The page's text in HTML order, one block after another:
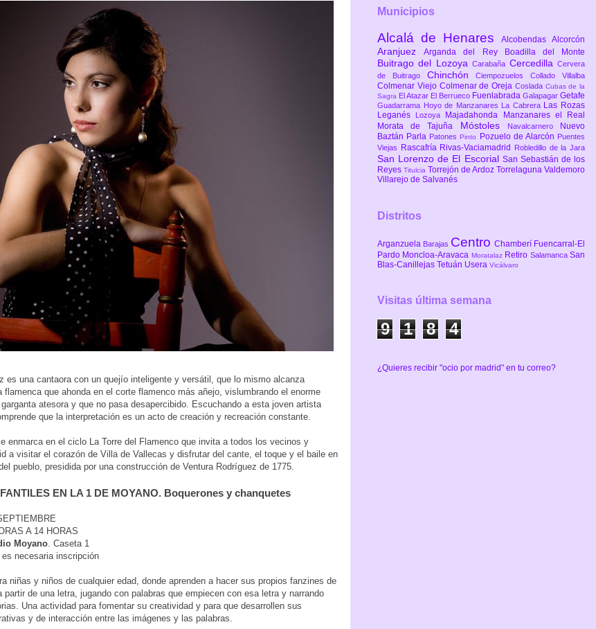
es una cantaora con un quejío inteligente y versátil, que lo mismo alcanza
flamenca que ahonda en el corte flamenco más añejo, vislumbrando el enorme
atesora y que no pasa desapercibido. Escuchando a esta joven artista
que la interpretación es un acto de creación y recreación constante.
enmarca en el ciclo La Torre del Flamenco que invita a todos los vecinos y
a visitar el corazón de Villa de Vallecas y disfrutar del cante, el toque y el baile en
pueblo, presidida por una construcción de Ventura Rodríguez de 1775.
EN LA 1 DE MOYANO. Boquerones y chanquetes
A 14 HORAS
Moyano . Caseta 1
necesaria inscripción
niñas y niños de cualquier edad, donde aprenden a hacer sus propios fanzines de
de una letra, jugando con palabras que empiecen con esa letra y narrando
Una actividad para fomentar su creatividad y para que desarrollen sus
y de interacción entre las imágenes y las palabras.
Municipios
Alcalá de Henares Alcobendas Alcorcón
AranjuezArganda del Rey Boadilla del Monte
Buitrago del LozoyaCarabaña CercedillaCervera
de Buitrago ChinchónCiempozuelosCollado Villalba
Colmenar Viejo Colmenar de Oreja Coslada Cubas de la
Sagra El Atazar El Berrueco Fuenlabrada Galapagar Getafe
Guadarrama Hoyo de Manzanares La Cabrera Las Rozas
Leganés
Lozoya Majadahonda
Manzanares el Real
Morata de Tajuña Móstoles Navalcarnero
Nuevo
Baztán Parla PatonesPinto Pozuelo de Alarcón Puentes
Viejas
Rascafría Rivas-Vaciamadrid Robledillo de la Jara
San Lorenzo de El Escorial San Sebastián de los
Reyes Titulcia Torrejón de Ardoz Torrelaguna Valdemoro
Villarejo de Salvanés
Distritos
Arganzuela Barajas Centro Chamberí Fuencarral-El
Pardo Moncloa-Aravaca Moratalaz Retiro SalamancaSan
Blas-Canillejas Tetuán Usera Vicálvaro
Visitas última semana
9 1 8 4
¿Quieres recibir "ocio por madrid" en tu correo?